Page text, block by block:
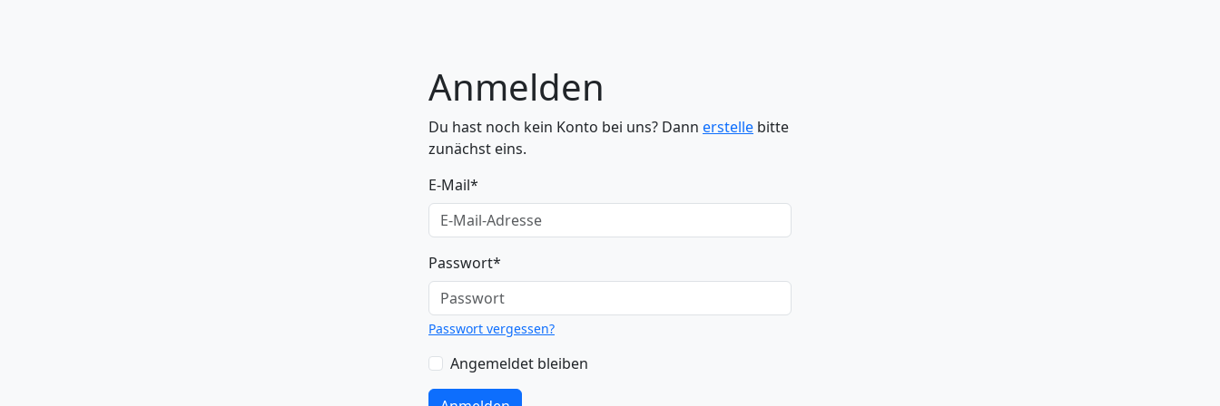
Anmelden
Du hast noch kein Konto bei uns? Dann erstelle bitte
zunächst eins.
E-Mail*
Passwort*
Passwort vergessen?
Angemeldet bleiben